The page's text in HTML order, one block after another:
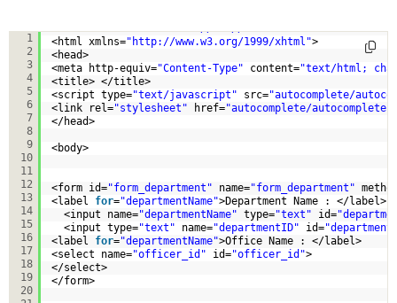
1
2
3
4
5
6
7
8
9
10
11
12
13
14
15
16
17
18
19
20
<html xmlns=" http://www.w3.org/1999/xhtml ">
<head>
<meta http-equiv="Content-Type" content="text/html;
<title> </title>
<script type="text/javascript" src="autocomplete/
<link rel="stylesheet" href="autocomplete/
</head>
<body>
<form id="form_department" name="form_department"
<label for="departmentName">Department Name : </label>
<input name="departmentName" type="text" id=
<input type="text" name="departmentID" id=
<label for="departmentName">Office Name : </label>
<select name="officer_id" id="officer_id">
</select>
</form>